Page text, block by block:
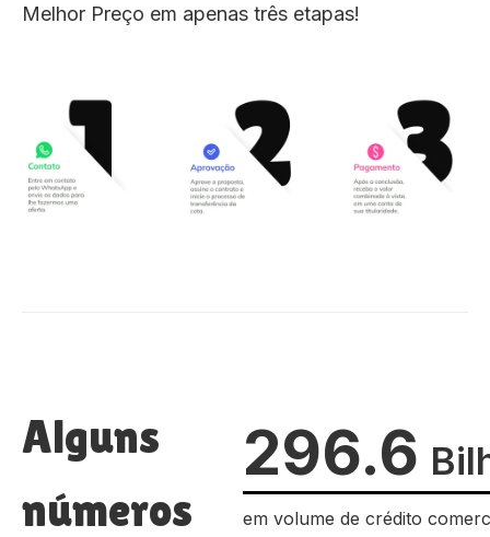
Melhor Preço em apenas três etapas!
Alguns
números
296.6
em volume de crédito